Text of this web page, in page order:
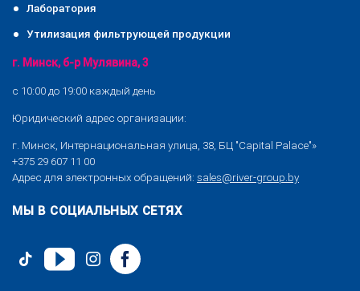
Лаборатория
Утилизация фильтрующей продукции
г. Минск, б-р Мулявина, 3
с 10:00 до 19:00 каждый день
Юридический адрес организации:
г. Минск, Интернациональная улица, 38, БЦ "Capital Palace"»
+375 29 607 11 00
Адрес для электронных обращений: sales@river-group.by
МЫ В СОЦИАЛЬНЫХ СЕТЯХ